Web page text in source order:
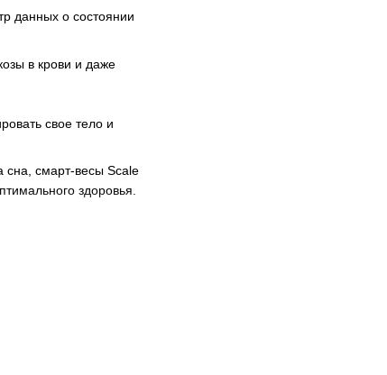
данных о состоянии
в крови и даже
свое тело и
сна, смарт-весы Scale
здоровья.